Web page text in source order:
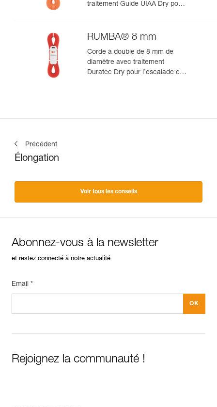
traitement Guide UIAA Dry pour
RUMBA® 8 mm
Corde à double de 8 mm de
diamètre avec traitement
Duratec Dry pour l’escalade en
Précédent
Élongation
Voir tous les conseils
Abonnez-vous à la newsletter
et restez connecté à notre actualité
Email *
Rejoignez la communauté !